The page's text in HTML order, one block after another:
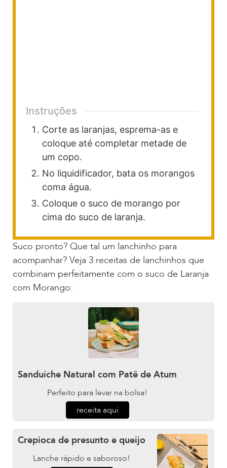
Instruções
Corte as laranjas, esprema-as e
coloque até completar metade de
um copo.
No liquidificador, bata os morangos
coma água.
Coloque o suco de morango por
cima do suco de laranja.
Suco pronto? Que tal um lanchinho para
acompanhar? Veja 3 receitas de lanchinhos que
combinam perfeitamente com o suco de Laranja
com Morango:
Sanduíche Natural com Patê de Atum
Perfeito para levar na bolsa!
receita aqui
Crepioca de presunto e queijo
Lanche rápido e saboroso!